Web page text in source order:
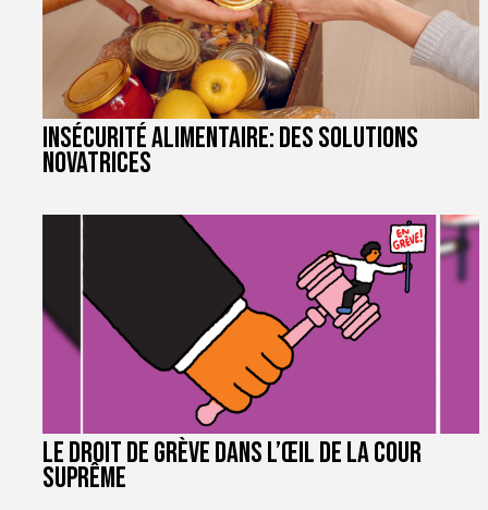
Insécurité alimentaire: des solutions
novatrices
Le droit de grève dans l’œil de la Cour
suprême